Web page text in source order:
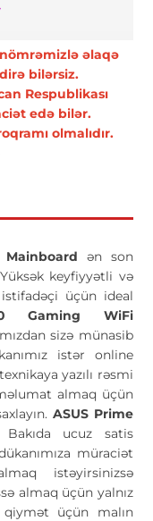
əlaqə
bilərsiz.
Respublikası
edə bilər.
olmalıdır.
ən son
keyfiyyətli və
üçün ideal
Gaming WiFi
sizə münasib
istər online
yazılı rəsmi
almaq üçün
ASUS Prime
Bakıda ucuz satis
müraciət
istəyirsinizsə
almaq üçün yalnız
qiymət üçün malın